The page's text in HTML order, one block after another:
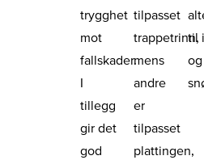
trygghet
mot
fallskader.
I
tillegg
gir det
god
tilpasset
trappetrinn,
mens
andre
er
tilpasset
plattingen,
til
og